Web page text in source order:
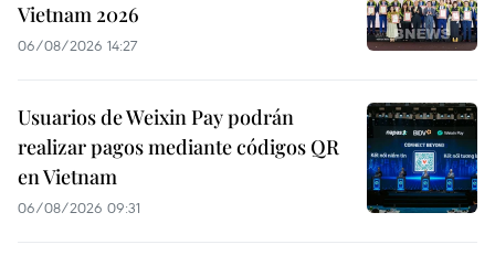
Vietnam 2026
06/08/2026 14:27
Usuarios de Weixin Pay podrán
realizar pagos mediante códigos QR
en Vietnam
06/08/2026 09:31